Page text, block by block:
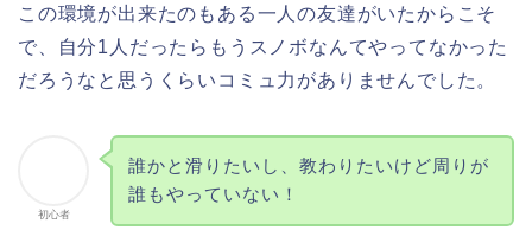
この環境が出来たのもある一人の友達がいたからこそ
で、自分1人だったらもうスノボなんてやってなかった
だろうなと思うくらいコミュ力がありませんでした。
初心者
誰かと滑りたいし、教わりたいけど周りが
誰もやっていない！